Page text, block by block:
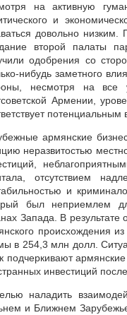
на активную
и
довольно
второй палаты
одобрения со
нибудь заметного
несмотря на все
Армении,
армянские
неразвитостью
отсутствием
и
был неприемлем
Запада. В результате
происхождения
в 254,3 млн долл.
подчеркивают
инвестиций
наладить
и Ближнем